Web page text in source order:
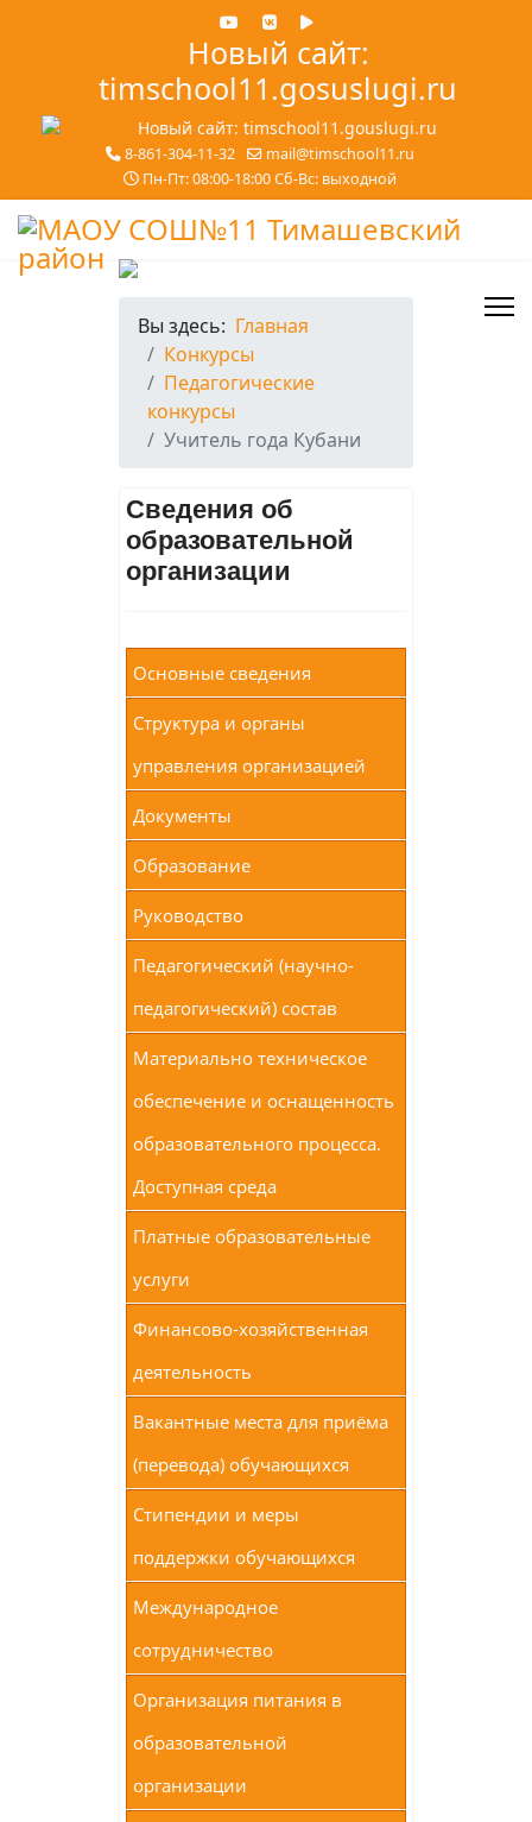
Новый сайт:
timschool11.gosuslugi.ru
8-861-304-11-32
mail@timschool11.ru
Пн-Пт: 08:00-18:00 Сб-Вс: выходной
Вы здесь: Главная
Конкурсы
Педагогические
конкурсы
Учитель года Кубани
Сведения об
образовательной
организации
Основные сведения
Структура и органы
управления организацией
Документы
Образование
Руководство
Педагогический (научно-
педагогический) состав
Материально техническое
обеспечение и оснащенность
образовательного процесса.
Доступная среда
Платные образовательные
услуги
Финансово-хозяйственная
деятельность
Вакантные места для приёма
(перевода) обучающихся
Стипендии и меры
поддержки обучающихся
Международное
сотрудничество
Организация питания в
образовательной
организации